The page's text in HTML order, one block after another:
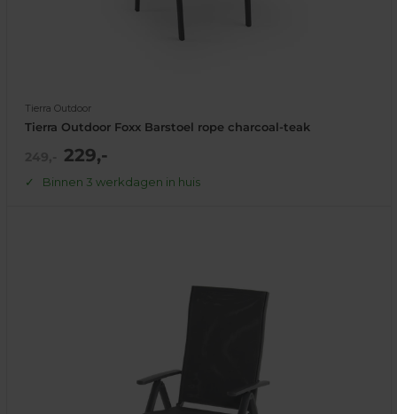
Tierra Outdoor
Tierra Outdoor Foxx Barstoel rope charcoal-teak
NormaleActie
prijs
229,-
Binnen 3 werkdagen in huis